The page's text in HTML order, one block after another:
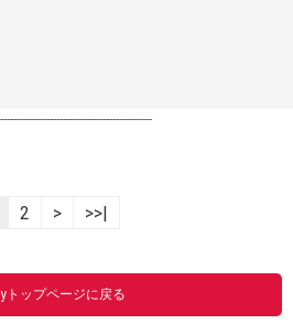
2 > >>|
トップページに戻る